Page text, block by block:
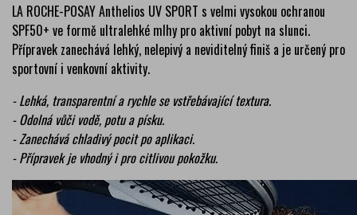
LA ROCHE-POSAY Anthelios UV SPORT s velmi vysokou ochranou
SPF50+ ve formě ultralehké mlhy pro aktivní pobyt na slunci.
Přípravek zanechává lehký, nelepivý a neviditelný finiš a je určený pro
sportovní i venkovní aktivity.
- Lehká, transparentní a rychle se vstřebávající textura.
- Odolná vůči vodě, potu a písku.
- Zanechává chladivý pocit po aplikaci.
- Přípravek je vhodný i pro citlivou pokožku.